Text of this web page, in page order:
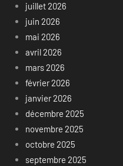
juillet 2026
juin 2026
mai 2026
avril 2026
mars 2026
février 2026
janvier 2026
décembre 2025
novembre 2025
octobre 2025
septembre 2025